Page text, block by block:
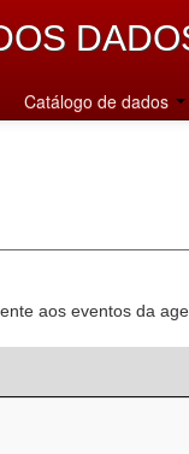
Catálogo de dados
aos eventos da